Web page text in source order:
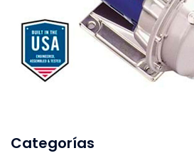
Categorías